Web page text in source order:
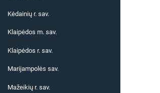
Kėdainių r. sav.
Klaipėdos m. sav.
Klaipėdos r. sav.
Marijampolės sav.
Mažeikių r. sav.